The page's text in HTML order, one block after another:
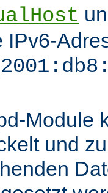
IPv6-
Module
und